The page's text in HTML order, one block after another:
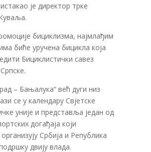
је директор трке
бициклизма, најмлађим
биће уручена бицикла која
Бициклистички савез
– Бањалука“ већ дуги низ
се у календару Свјетске
уније и представља један од
догађаја који
Србија и Република
двију влада.